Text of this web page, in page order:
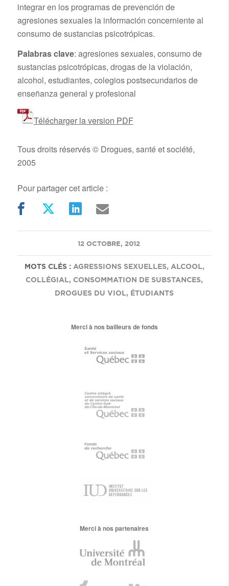
integrar en los programas de prevención de
agresiones sexuales la información concerniente al
consumo de sustancias psicotrópicas.
Palabras clave: agresiones sexuales, consumo de
sustancias psicotrópicas, drogas de la violación,
alcohol, estudiantes, colegios postsecundarios de
enseñanza general y profesional
Télécharger la version PDF
Tous droits réservés © Drogues, santé et société,
2005
Pour partager cet article :
12 OCTOBRE, 2012
/
MOTS CLÉS : AGRESSIONS SEXUELLES, ALCOOL,
COLLÉGIAL, CONSOMMATION DE SUBSTANCES,
DROGUES DU VIOL, ÉTUDIANTS
Merci à nos bailleurs de fonds
Merci à nos partenaires